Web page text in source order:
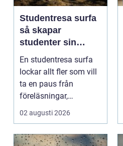
Studentresa surfa
så skapar
studenter sin
ultimata paus från
plugget
En studentresa surfa
lockar allt fler som vill
ta en paus från
föreläsningar,
tentaplugg och sena
02 augusti 2026